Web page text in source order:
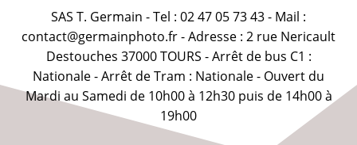
SAS T. Germain - Tel : 02 47 05 73 43 - Mail :
contact@germainphoto.fr - Adresse : 2 rue Nericault
Destouches 37000 TOURS - Arrêt de bus C1 :
Nationale - Arrêt de Tram : Nationale - Ouvert du
Mardi au Samedi de 10h00 à 12h30 puis de 14h00 à
19h00